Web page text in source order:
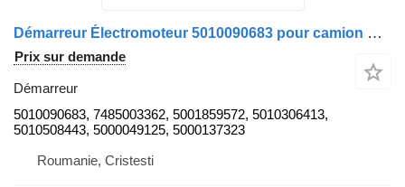
Démarreur Électromoteur 5010090683 pour camion Renault 0 986 016 970 15390
Prix sur demande
Démarreur
5010090683, 7485003362, 5001859572, 5010306413,
5010508443, 5000049125, 5000137323
Roumanie, Cristesti